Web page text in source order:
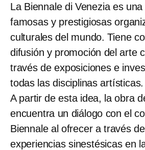
La Biennale di Venezia es
famosas y prestigiosas
culturales del mundo. Tiene
difusión y promoción del arte
través de exposiciones e
todas las disciplinas artísticas.
A partir de esta idea, la obra
encuentra un diálogo con el
Biennale al ofrecer a través
experiencias sinestésicas en